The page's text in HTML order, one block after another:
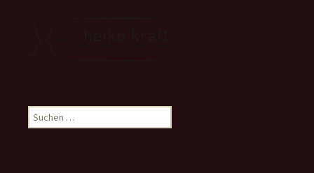
Suchen
nach: